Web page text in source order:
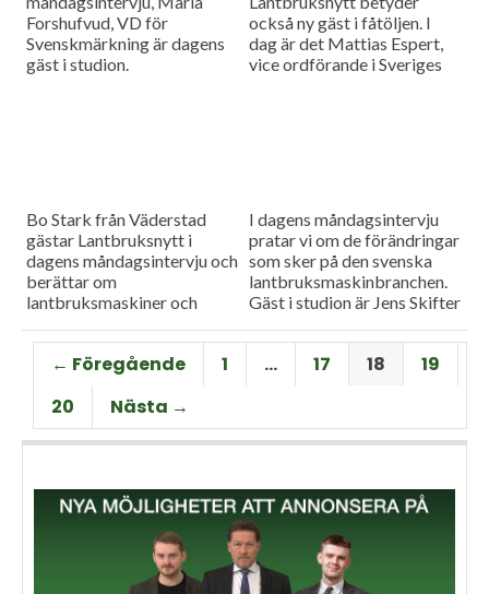
Forshufvud, VD för
Svenskmärkning är dagens
gäst i studion.
också ny gäst i fåtöljen. I
dag är det Mattias Espert,
vice ordförande i Sveriges
Bo Stark från Väderstad
gästar Lantbruksnytt i
dagens måndagsintervju och
berättar om
lantbruksmaskiner och
I dagens måndagsintervju
pratar vi om de förändringar
som sker på den svenska
lantbruksmaskinbranchen.
Gäst i studion är Jens Skifter
maskinverksamheten på
Danish Agro.
← Föregående 1 … 17 18
19
20
Nästa →